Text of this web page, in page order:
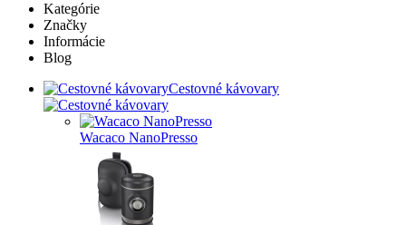
Kategórie
Značky
Informácie
Blog
Cestovné kávovary
Wacaco NanoPresso